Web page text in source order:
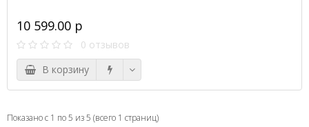
10 599.00 р
0 отзывов
В корзину
Показано с 1 по 5 из 5 (всего 1 страниц)